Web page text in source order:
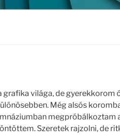
grafika világa, de gyerekkorom
Még alsós
megpróbálkoztam
Szeretek rajzolni, de